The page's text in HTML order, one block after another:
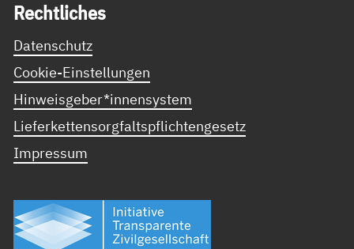
Recht­li­ches
Datenschutz
Cookie-Einstellungen
Hinweisgeber*innensystem
Lieferkettensorgfaltspflichtengesetz
Impressum